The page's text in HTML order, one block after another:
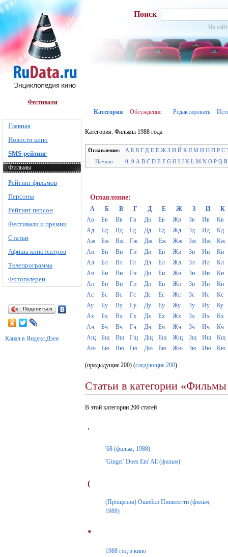
Фестивали
Главная
Новости кино
SMS-рейтинг
Фильмы
Рейтинг фильмов
Персоны
Рейтинг персон
Фестивали и премии
Статьи
Афиша кинотеатров
Телепрограмма
Фотогалереи
Поделиться
Канал в Яндекс.Дзен
Поиск
На
Категория Обсуждение Редактировать
Категория: Фильмы 1988 года
Оглавление: А Б В Г Д Е Ё Ж З И Й К Л М Н О П Р С
Начало
0–9 A B C D E F G H I J K L M N O P Q R
Оглавление:
А Б В Г Д Е Ж З И
К
Ав
Бв Вв Гв Дв Ев Жв Зв Ив
Кв
Ад
Бд Вд Гд Дд Ед Жд Зд Ид
Кд
Аж
Бж Вж Гж Дж Еж Жж Зж Иж
Кж
Аи
Би Ви Ги Ди Еи Жи Зи Ии
Ки
Ал
Бл Вл Гл Дл Ел Жл Зл Ил
Кл
Ан
Бн Вн Гн Дн Ен Жн Зн Ин
Кн
Ап
Бп Вп Гп Дп Еп Жп Зп Ип
Кп
Ас
Бс Вс Гс Дс Ес Жс Зс Ис
Кс
Ау
Бу Ву Гу Ду Еу Жу Зу Иу
Ку
Ах
Бх Вх Гх Дх Ех Жх Зх Их
Кх
Ач
Бч Вч Гч Дч Еч Жч Зч Ич
Кч
Ащ
Бщ Вщ Гщ Дщ Ещ Жщ Зщ Ищ
Кщ
Аю
Бю Вю Гю Дю Ею Жю Зю Ию Кю
(предыдущие 200) (следующие 200)
Статьи в категории «Фильмы
В этой категории 200 статей
'
'68 (фильм, 1988)
'Ginger' Does Em' All (фильм)
(
(Прощения) Ошибки Пипилотти (фильм,
1988)
*
1988 год в кино